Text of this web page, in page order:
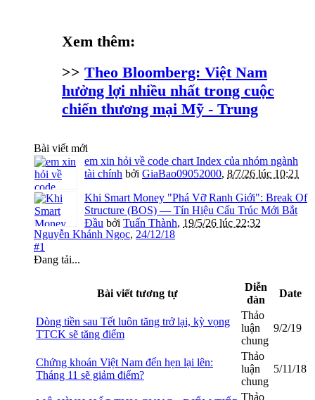
Xem thêm:
>> Theo Bloomberg: Việt Nam
hưởng lợi nhiều nhất trong cuộc
chiến thương mại Mỹ - Trung
Bài viết mới
em xin hỏi về code chart Index của nhóm ngành
tài chính bởi GiaBao09052000, 8/7/26 lúc 10:21
Khi Smart Money "Phá Vỡ Ranh Giới": Break Of
Structure (BOS) — Tín Hiệu Cấu Trúc Mới Bắt
Đầu bởi Tuấn Thành, 19/5/26 lúc 22:32
Nguyễn Khánh Ngọc, 24/12/18
#1
Đang tải...
Bài viết tương tự
Diễn
đàn
Date
Dòng tiền sau Tết luôn tăng trở lại, kỳ vọng
TTCK sẽ tăng điểm
Thảo
luận
chung
9/2/19
Chứng khoán Việt Nam đến hẹn lại lên:
Tháng 11 sẽ giảm điểm?
Thảo
luận
chung
5/11/18
Thảo